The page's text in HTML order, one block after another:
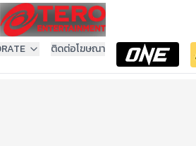
ติดต่อโฆษณา